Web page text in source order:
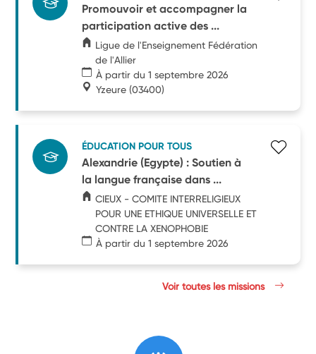
Promouvoir et accompagner la
participation active des ...
Ligue de l'Enseignement Fédération
de l'Allier
À partir du 1 septembre 2026
Yzeure (03400)
ÉDUCATION POUR TOUS
Alexandrie (Egypte) : Soutien à
la langue française dans ...
CIEUX - COMITE INTERRELIGIEUX
POUR UNE ETHIQUE UNIVERSELLE ET
CONTRE LA XENOPHOBIE
À partir du 1 septembre 2026
Voir toutes les missions